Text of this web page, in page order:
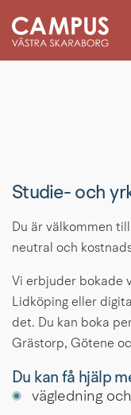
Studie- och
Du är välkommen
neutral och
Vi erbjuder bokade
Lidköping eller
det. Du kan boka
Grästorp, Götene
Du kan få hjälp
vägledning